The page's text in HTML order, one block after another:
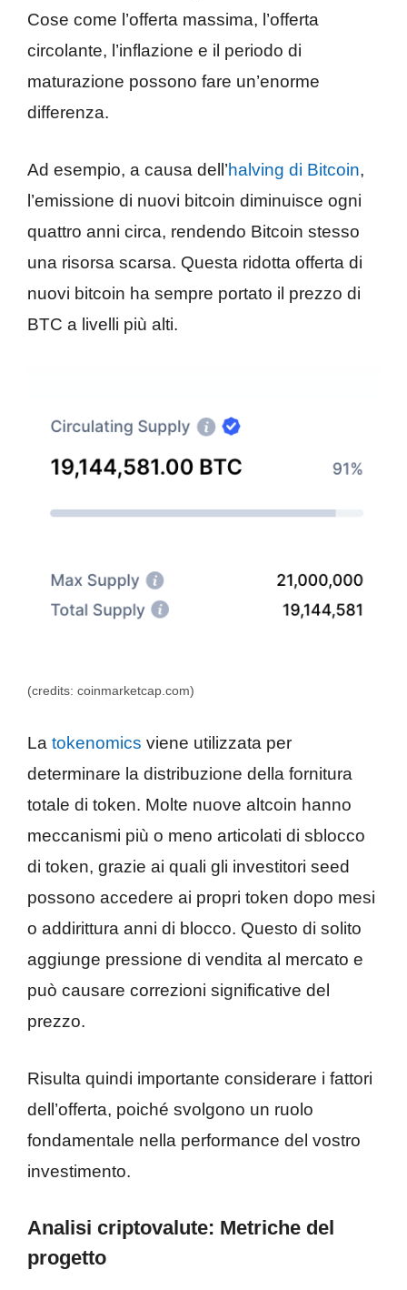
Cose come l’offerta massima, l’offerta
circolante, l’inflazione e il periodo di
maturazione possono fare un’enorme
differenza.
Ad esempio, a causa dell’halving di Bitcoin,
l’emissione di nuovi bitcoin diminuisce ogni
quattro anni circa, rendendo Bitcoin stesso
una risorsa scarsa. Questa ridotta offerta di
nuovi bitcoin ha sempre portato il prezzo di
BTC a livelli più alti.
(credits: coinmarketcap.com)
La tokenomics viene utilizzata per
determinare la distribuzione della fornitura
totale di token. Molte nuove altcoin hanno
meccanismi più o meno articolati di sblocco
di token, grazie ai quali gli investitori seed
possono accedere ai propri token dopo mesi
o addirittura anni di blocco. Questo di solito
aggiunge pressione di vendita al mercato e
può causare correzioni significative del
prezzo.
Risulta quindi importante considerare i fattori
dell’offerta, poiché svolgono un ruolo
fondamentale nella performance del vostro
investimento.
Analisi criptovalute: Metriche del
progetto